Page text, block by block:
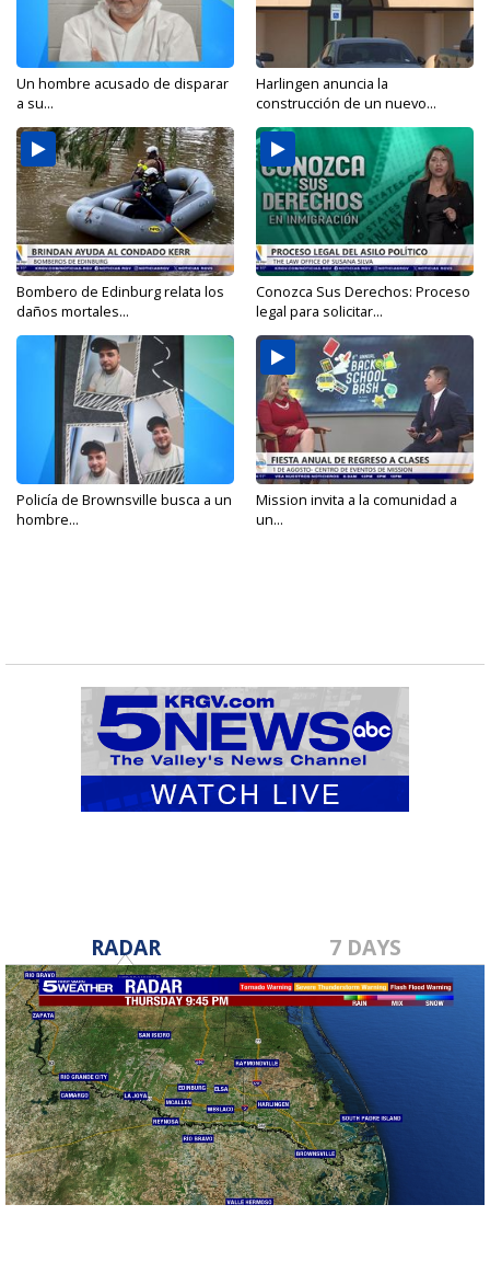
Un hombre acusado de disparar
a su...
Harlingen anuncia la
construcción de un nuevo...
Bombero de Edinburg relata los
daños mortales...
Conozca Sus Derechos: Proceso
legal para solicitar...
Policía de Brownsville busca a un
hombre...
Mission invita a la comunidad a
un...
RADAR 7 DAYS